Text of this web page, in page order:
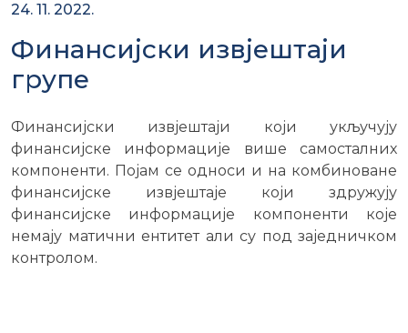
24. 11. 2022.
Финансијски извјештаји
групе
Финансијски извјештаји који укључују
финансијске информације више самосталних
компоненти. Појам се односи и на комбиноване
финансијске извјештаје који здружују
финансијске информације компоненти које
немају матични ентитет али су под заједничком
контролом.